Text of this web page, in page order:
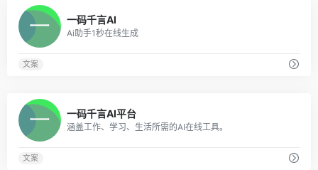
一码千言AI
Ai助手1秒在线生成
文案
一码千言AI平台
涵盖工作、学习、生活所需的AI在线工具。
文案